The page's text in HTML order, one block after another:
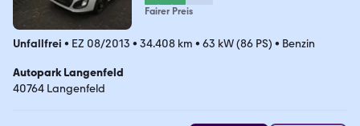
Fairer Preis
Unfallfrei • EZ 08/2013 • 34.408 km • 63 kW (86 PS) • Benzin
Autopark Langenfeld
40764 Langenfeld